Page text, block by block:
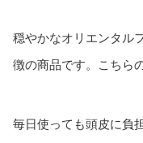
穏やかなオリエンタル
徴の商品です。こちら
毎日使っても頭皮に負